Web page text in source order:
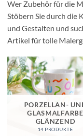
Wer Zubehör für die
Stöbern Sie durch die
und Gestalten und
Artikel für tolle
PORZELLAN-
GLASMALFARBE
GLÄNZEND
14 PRODUKTE